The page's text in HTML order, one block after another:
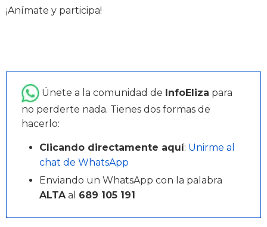
¡Anímate y participa!
Únete a la comunidad de InfoEliza para
no perderte nada. Tienes dos formas de
hacerlo:
Clicando directamente aquí: Unirme al
chat de WhatsApp
Enviando un WhatsApp con la palabra
ALTAal 689 105 191